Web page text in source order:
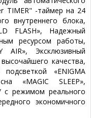
TIMER" -таймер на 24
внутреннего блока,
FLASH», Надежный
ресурсом работы,
AIR», Эксклюзивный
качества,
«ENIGMA
«MAGIC SLEEP»,
режимом реального
экономичного